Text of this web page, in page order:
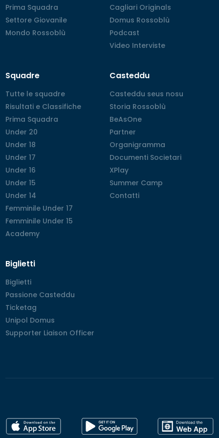
Prima Squadra
Prima Squadra
Settore Giovanile
Settore Giovanile
Mondo Rossoblù
Mondo Rossoblù
Cagliari Originals
Cagliari Originals
Domus Rossoblù
Domus Rossoblù
Podcast
Podcast
Video Interviste
Video Interviste
Squadre
Tutte le squadre
Tutte le squadre
Risultati e Classifiche
Risultati e Classifiche
Prima Squadra
Prima Squadra
Under 20
Under 20
Under 18
Under 18
Under 17
Under 17
Under 16
Under 16
Under 15
Under 15
Under 14
Under 14
Femminile Under 17
Femminile Under 17
Femminile Under 15
Femminile Under 15
Academy
Academy
Casteddu
Casteddu seus nosu
Casteddu seus nosu
Storia Rossoblù
Storia Rossoblù
BeAsOne
BeAsOne
Partner
Partner
Organigramma
Organigramma
Documenti Societari
Documenti Societari
XPlay
XPlay
Summer Camp
Summer Camp
Contatti
Contatti
Biglietti
Biglietti
Biglietti
Passione Casteddu
Passione Casteddu
Ticketag
Ticketag
Unipol Domus
Unipol Domus
Supporter Liaison Officer
Supporter Liaison Officer